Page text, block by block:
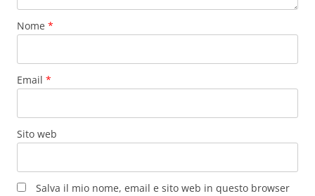
Nome *
Email *
Sito web
Salva il mio nome, email e sito web in questo browser